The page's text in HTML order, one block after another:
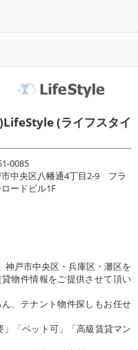
(ライフスタイ
0085
中央区八幡通4丁目2-9 フラ
ードビル1F
神戸市中央区・兵庫区・灘区を
物件情報をご提供させて頂い
、テナント物件探しもお任せ
」「ペット可」「高級賃貸マン